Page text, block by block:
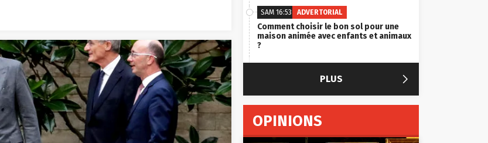
SAM 16:53 ADVERTORIAL
Comment choisir le bon sol pour une
maison animée avec enfants et animaux
?
PLUS 
OPINIONS